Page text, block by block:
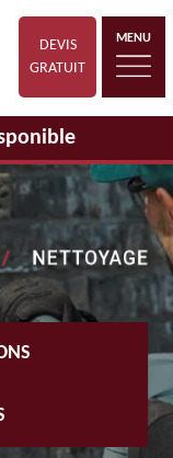
DEVIS
GRATUIT
MENU